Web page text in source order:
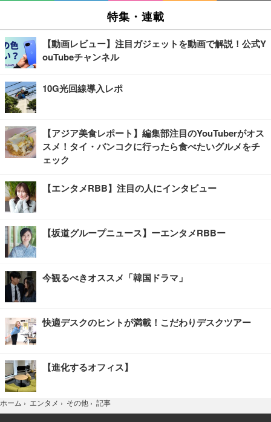
特集・連載
【動画レビュー】注目ガジェットを動画で解説！公式Y
ouTubeチャンネル
10G光回線導入レポ
【アジア美食レポート】編集部注目のYouTuberがオス
スメ！タイ・バンコクに行ったら食べたいグルメをチ
ェック
【エンタメRBB】注目の人にインタビュー
【坂道グループニュース】ーエンタメRBBー
今観るべきオススメ「韓国ドラマ」
快適デスクのヒントが満載！こだわりデスクツアー
【進化するオフィス】
ホーム › エンタメ › その他 › 記事